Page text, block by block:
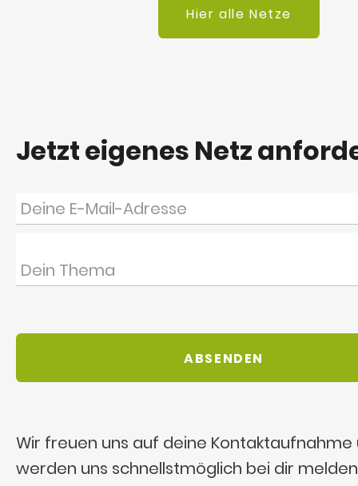
Hier alle Netze
Jetzt eigenes Netz
Wir freuen uns auf deine Kontaktaufnahme
werden uns schnellstmöglich bei dir